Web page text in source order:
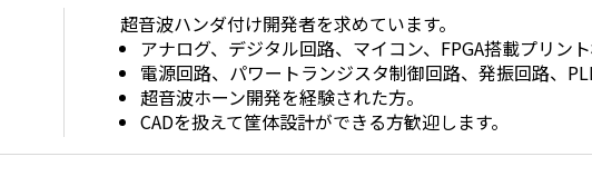
超音波ハンダ付け開発者を求めています。
アナログ、デジタル回路、マイコン、FPGA搭載プリン
電源回路、パワートランジスタ制御回路、発振回路、
超音波ホーン開発を経験された方。
CADを扱えて筐体設計ができる方歓迎します。